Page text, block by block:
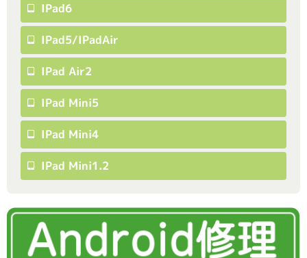
IPad6
IPad5/iPadAir
IPad Air2
IPad Mini5
IPad Mini4
IPad Mini1.2